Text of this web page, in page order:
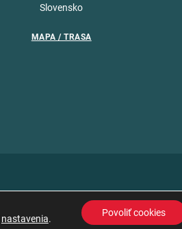
Slovensko
MAPA / TRASA
nastavenia.
Povoliť cookies